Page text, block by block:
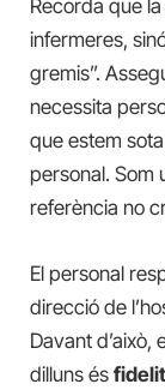
Recorda que
infermeres,
gremis”.
necessita
que estem
personal. Som
referència no
El personal
direcció de
Davant
dilluns és